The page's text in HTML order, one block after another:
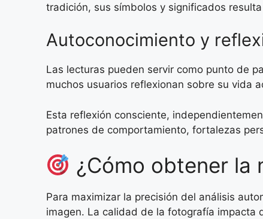
tradición, sus símbolos y significados
Autoconocimiento y
Las lecturas pueden servir como punto de
muchos usuarios reflexionan sobre su vida
Esta reflexión consciente,
patrones de comportamiento, fortalezas
¿Cómo obtener la
Para maximizar la precisión del análisis
imagen. La calidad de la fotografía